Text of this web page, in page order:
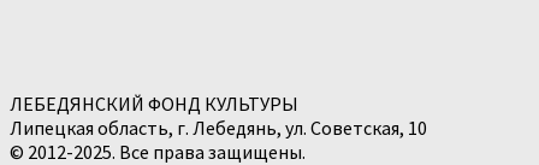
ЛЕБЕДЯНСКИЙ ФОНД КУЛЬТУРЫ
Липецкая область, г. Лебедянь, ул. Советская, 10
© 2012-2025. Все права защищены.